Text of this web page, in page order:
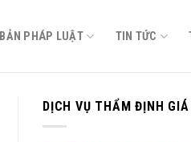
PHÁP LUẬT TIN TỨC
DỊCH VỤ THẨM ĐỊNH GIÁ